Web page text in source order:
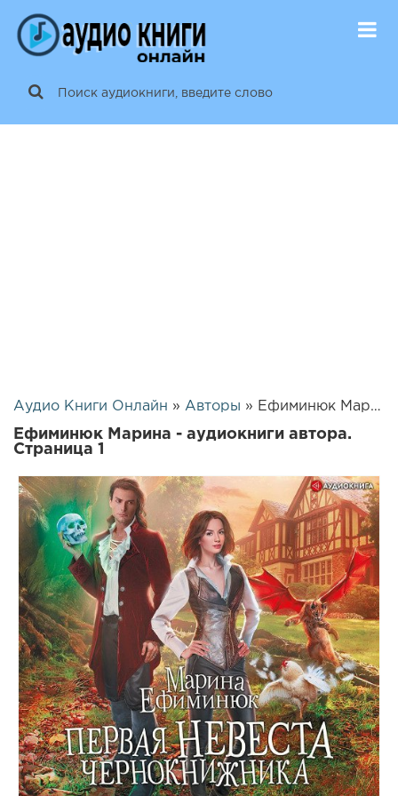
Аудио Книги Онлайн » Авторы » Ефиминюк Марина
Ефиминюк Марина - аудиокниги автора.
Страница 1